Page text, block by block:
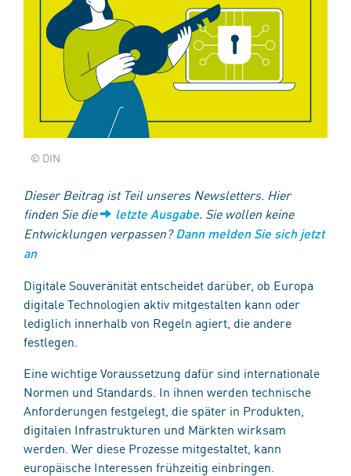
© DIN
Dieser Beitrag ist Teil unseres Newsletters. Hier
finden Sie die
letzte Ausgabe. Sie wollen keine
Entwicklungen verpassen? Dann melden Sie sich jetzt
an
Digitale Souveränität entscheidet darüber, ob Europa
digitale Technologien aktiv mitgestalten kann oder
lediglich innerhalb von Regeln agiert, die andere
festlegen.
Eine wichtige Voraussetzung dafür sind internationale
Normen und Standards. In ihnen werden technische
Anforderungen festgelegt, die später in Produkten,
digitalen Infrastrukturen und Märkten wirksam
werden. Wer diese Prozesse mitgestaltet, kann
europäische Interessen frühzeitig einbringen.